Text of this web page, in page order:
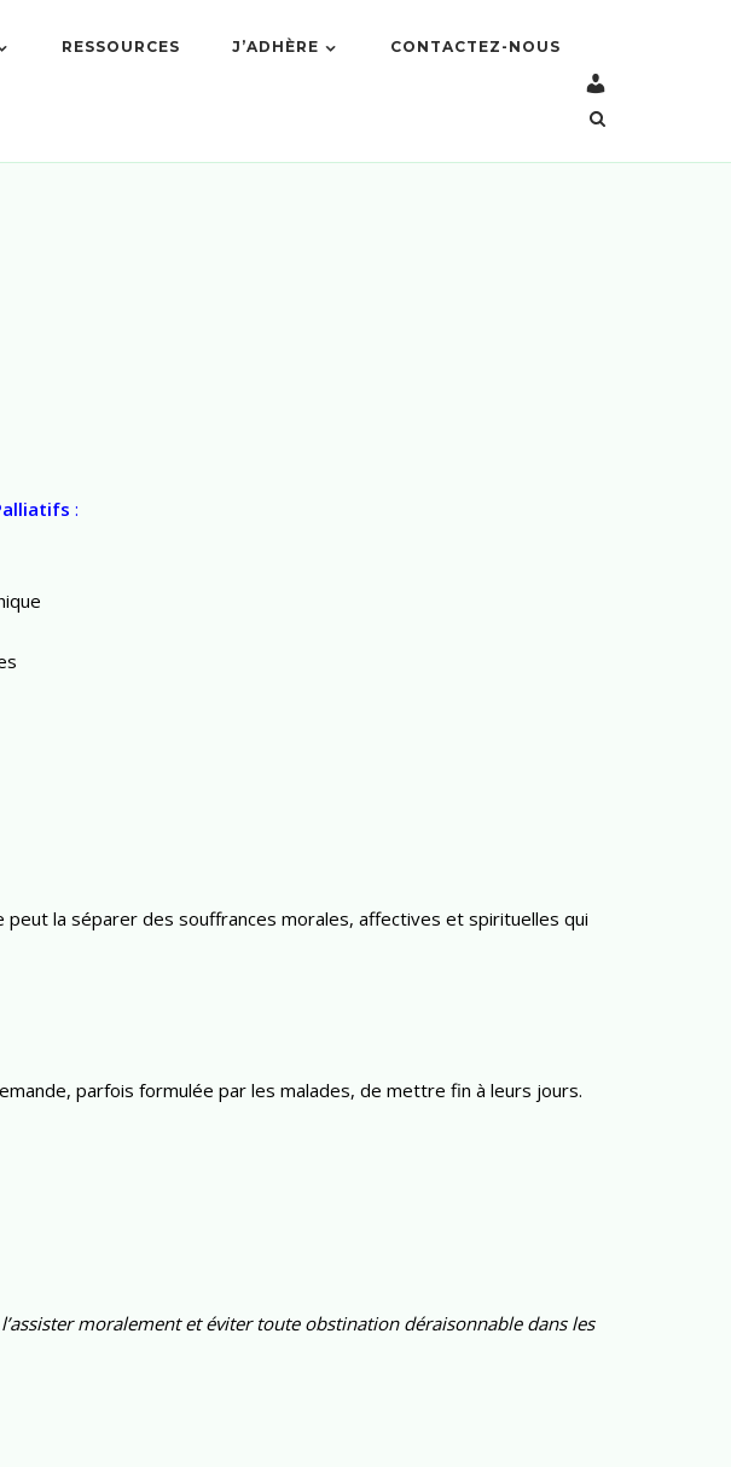
RESSOURCES J’ADHÈRE CONTACTEZ-NOUS
:
peut la séparer des souffrances morales, affectives et spirituelles qui
parfois formulée par les malades, de mettre fin à leurs jours.
moralement et éviter toute obstination déraisonnable dans les